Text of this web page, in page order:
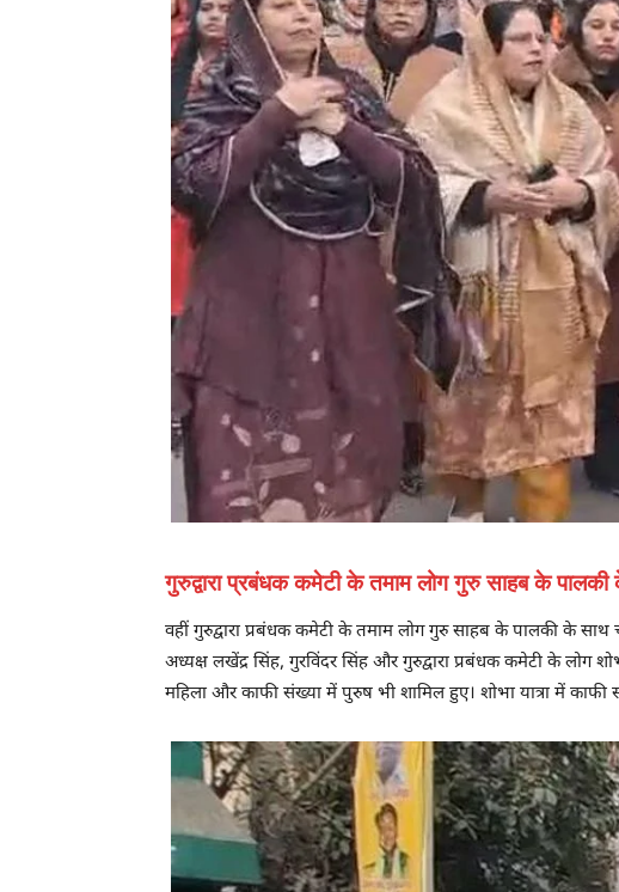
गुरुद्वारा प्रबंधक कमेटी के तमाम लोग गुरु साहब के
वहीं गुरुद्वारा प्रबंधक कमेटी के तमाम लोग गुरु साहब के पालकी के
अध्यक्ष लखेंद्र सिंह, गुरविंदर सिंह और गुरुद्वारा प्रबंधक कमेटी के लोग
महिला और काफी संख्या में पुरुष भी शामिल हुए। शोभा यात्रा में